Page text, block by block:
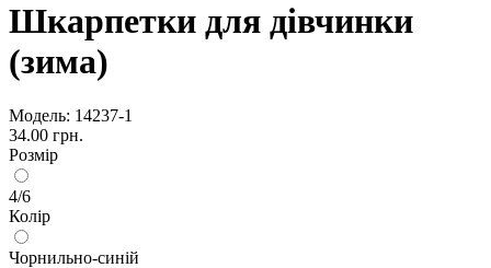
Шкарпетки для дівчинки
(зима)
Модель: 14237-1
34.00 грн.
Розмір
4/6
Колір
Чорнильно-синій